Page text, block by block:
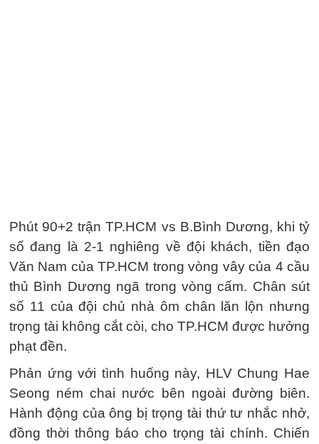
Phút 90+2 trận TP.HCM vs B.Bình Dương, khi tỷ
số đang là 2-1 nghiêng về đội khách, tiền đạo
Văn Nam của TP.HCM trong vòng vây của 4 cầu
thủ Bình Dương ngã trong vòng cấm. Chân sút
số 11 của đội chủ nhà ôm chân lăn lộn nhưng
trọng tài không cắt còi, cho TP.HCM được hưởng
phạt đền.
Phản ứng với tình huống này, HLV Chung Hae
Seong ném chai nước bên ngoài đường biên.
Hành động của ông bị trọng tài thứ tư nhắc nhở,
đồng thời thông báo cho trọng tài chính. Chiến